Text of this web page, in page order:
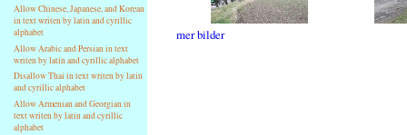
Allow Chinese, Japanese, and Korean
in text writen by latin and cyrillic
alphabet
Allow Arabic and Persian in text
writen by latin and cyrillic alphabet
Disallow Thai in text writen by latin
and cyrillic alphabet
Allow Armenian and Georgian in
text writen by latin and cyrillic
alphabet
mer bilder